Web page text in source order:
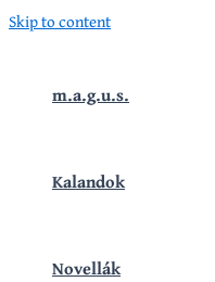
Skip to content
m.a.g.u.s.
Kalandok
Novellák